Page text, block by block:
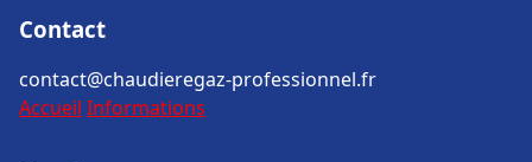
Contact
contact@chaudieregaz-professionnel.fr
Accueil Informations